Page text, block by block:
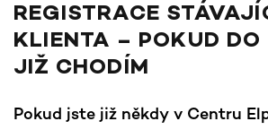
REGISTRACE
KLIENTA – POKUD DO
JIŽ CHODÍM
Pokud jste již někdy v Centru